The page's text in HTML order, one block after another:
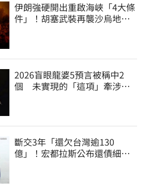
伊朗強硬開出重啟海峽「4大條
件」！胡塞武裝再襲沙烏地阿
2026盲眼龍婆5預言被稱中2
個 未實現的「這項」牽涉台
斷交3年「還欠台灣逾130
億」！宏都拉斯公布還債細